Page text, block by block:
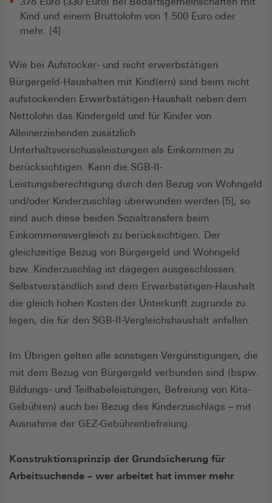
Kind und einem Bruttolohn von 1.500 Euro oder
mehr. [4]
Wie bei Aufstocker- und nicht erwerbstätigen
Bürgergeld-Haushalten mit Kind(ern) sind beim nicht
aufstockenden Erwerbstätigen-Haushalt neben dem
Nettolohn das Kindergeld und für Kinder von
Alleinerziehenden zusätzlich
Unterhaltsvorschussleistungen als Einkommen zu
berücksichtigen. Kann die SGB-II-
Leistungsberechtigung durch den Bezug von Wohngeld
und/oder Kinderzuschlag überwunden werden [5], so
sind auch diese beiden Sozialtransfers beim
Einkommensvergleich zu berücksichtigen. Der
gleichzeitige Bezug von Bürgergeld und Wohngeld
bzw. Kinderzuschlag ist dagegen ausgeschlossen.
Selbstverständlich sind dem Erwerbstätigen-Haushalt
die gleich hohen Kosten der Unterkunft zugrunde zu
legen, die für den SGB-II-Vergleichshaushalt anfallen.
Im Übrigen gelten alle sonstigen Vergünstigungen, die
mit dem Bezug von Bürgergeld verbunden sind (bspw.
Bildungs- und Teilhabeleistungen, Befreiung von Kita-
Gebühren) auch bei Bezug des Kinderzuschlags – mit
Ausnahme der GEZ-Gebührenbefreiung.
Konstruktionsprinzip der Grundsicherung für
Arbeitsuchende – wer arbeitet hat immer mehr